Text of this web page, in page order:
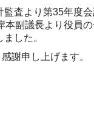
監査より第35年度会
本副議長より役員
した。
謝申し上げます。